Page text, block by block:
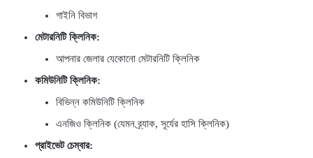
গাইনি বিভাগ
মেটারনিটি ক্লিনিক:
আপনার জেলার যেকোনো মেটারনিটি ক্লিনিক
কমিউনিটি ক্লিনিক:
বিভিন্ন কমিউনিটি ক্লিনিক
এনজিও ক্লিনিক (যেমন ব্র্যাক, সূর্যের হাসি ক্লিনিক)
প্রাইভেট চেম্বার: